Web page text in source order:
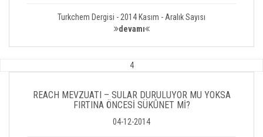
Turkchem Dergisi - 2014 Kasım - Aralık Sayısı
devamı
4
REACH MEVZUATI – SULAR DURULUYOR MU YOKSA
FIRTINA ÖNCESİ SÜKÛNET Mİ?
04-12-2014